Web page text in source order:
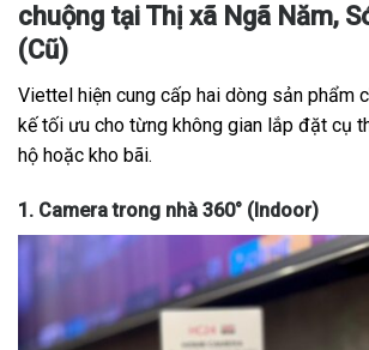
chuộng tại Thị xã Ngã Năm,
(Cũ)
Viettel hiện cung cấp hai dòng sản phẩm
kế tối ưu cho từng không gian lắp đặt cụ
hộ hoặc kho bãi.
1. Camera trong nhà 360° (Indoor)